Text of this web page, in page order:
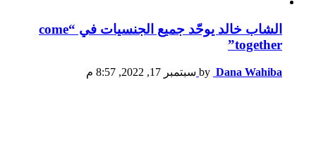
الشاب خالد يوحّد جميع الجنسيات في “come
together”
by Dana Wahiba سبتمبر 17, 2022, 8:57 م